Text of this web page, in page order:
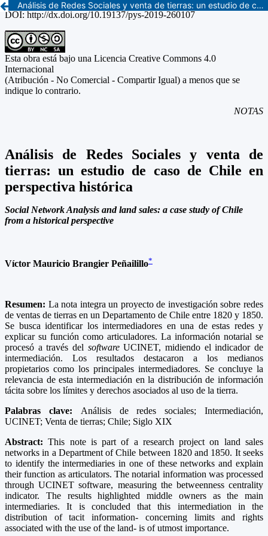
Análisis de Redes Sociales y venta de tierras: un estudio de caso de Chile en perspectiva histórica // Social Network Analysis and land sales: a case study of Chile from a historical perspective